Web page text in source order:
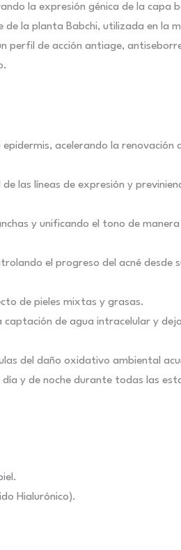
la expresión génica de la capa
la planta Babchi, utilizada en la
perfil de acción antiage,
acelerando la renovación
las líneas de expresión y
y unificando el tono de
el progreso del acné desde
de pieles mixtas y grasas.
de agua intracelular y
del daño oxidativo ambiental
y de noche durante todas las
Hialurónico).